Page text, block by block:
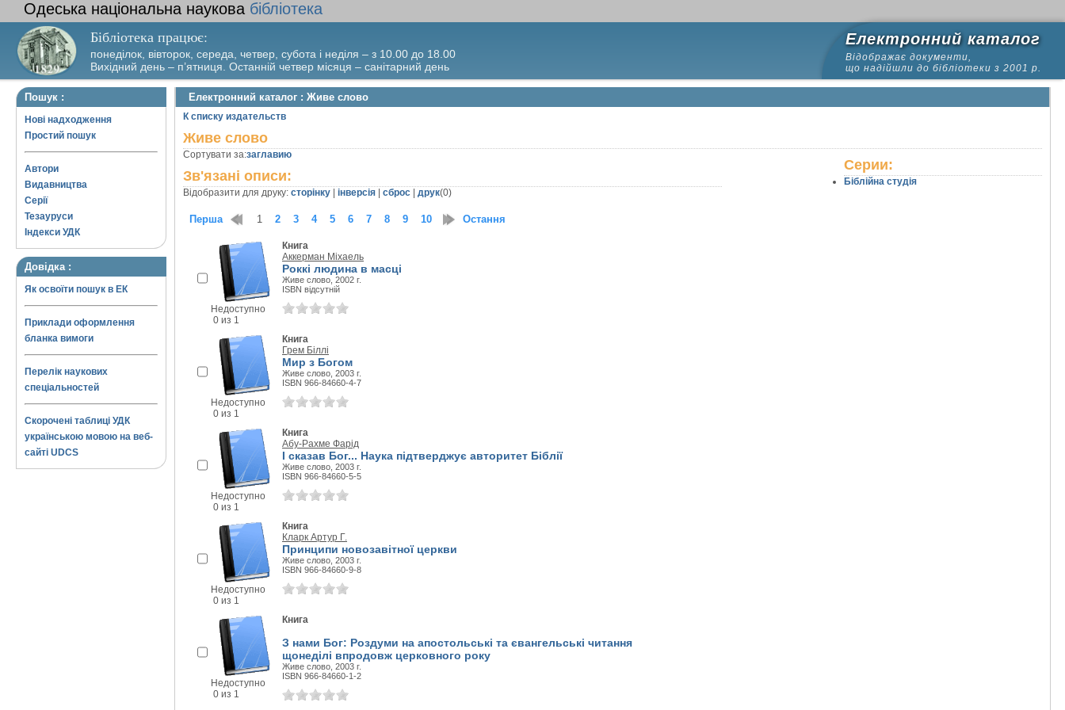
Одеська національна наукова бібліотека
Бібліотека працює:
понеділок, вівторок, середа, четвер, субота і неділя – з 10.00 до 18.00
Вихідний день – п’ятниця. Останній четвер місяця – санітарний день
Електронний каталог
Відображає документи,
що надійшли до бібліотеки з 2001 р.
Пошук :
Нові надходження
Простий пошук
Автори
Видавництва
Серії
Тезауруси
Індекси УДК
Довідка :
Як освоїти пошук в ЕК
Приклади оформлення
бланка вимоги
Перелік наукових
спеціальностей
Скорочені таблиці УДК
українською мовою на веб-
сайті UDCS
Електронний каталог : Живе слово
К списку издательств
Живе слово
Сортувати за:заглавию
Зв'язані описи:
Відобразити для друку: сторінку інверсія сброс друк(0)
Перша 1 2 3 4 5 6 7 8 9 10 11 12 13
Остання
Недоступно
0 из 1
Книга
Аккерман Міхаель
Роккі людина в масці
Живе слово, 2002 г.
ISBN відсутній
Недоступно
0 из 1
Книга
Грем Біллі
Мир з Богом
Живе слово, 2003 г.
ISBN 966-84660-4-7
Недоступно
0 из 1
Книга
Абу-Рахме Фарід
І сказав Бог... Наука підтверджує авторитет Біблії
Живе слово, 2003 г.
ISBN 966-84660-5-5
Недоступно
0 из 1
Книга
Кларк Артур Г.
Принципи новозавітної церкви
Живе слово, 2003 г.
ISBN 966-84660-9-8
Недоступно
0 из 1
Книга
З нами Бог: Роздуми на апостольські та євангельські читання
щонеділі впродовж церковного року
Живе слово, 2003 г.
ISBN 966-84660-1-2
Серии:
Біблійна студія